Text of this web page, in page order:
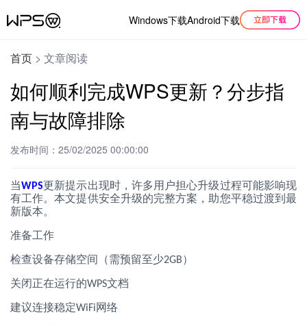
Windows下载Android下载
首页 > 文章阅读
如何顺利完成WPS更新？分步指
南与故障排除
发布时间：25/02/2025 00:00:00
当WPS更新提示出现时，许多用户担心升级过程可能影响现
有工作。本文提供安全升级的完整方案，助您平稳过渡到最
新版本。
准备工作
检查设备存储空间（需预留至少2GB）
关闭正在运行的WPS文档
建议连接稳定WiFi网络